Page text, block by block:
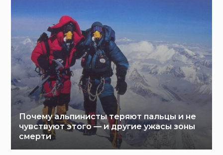
Почему альпинисты теряют пальцы и не
чувствуют этого — и другие ужасы зоны
смерти